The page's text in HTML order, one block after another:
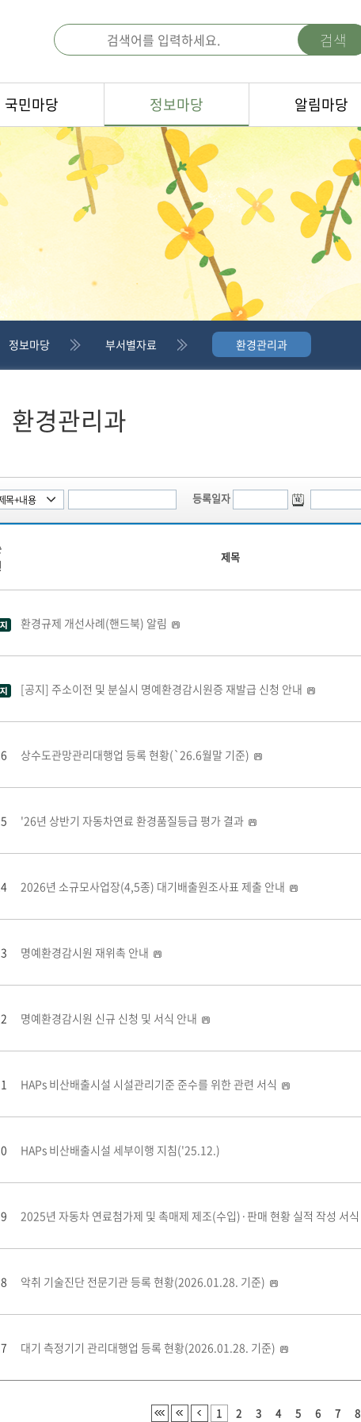
검색
국민마당 정보마당 알림마당
정보마당 부서별자료 환경관리과
환경관리과
등록일자
제목
환경규제 개선사례(핸드북) 알림
[공지] 주소이전 및 분실시 명예환경감시원증 재발급 신청 안내
상수도관망관리대행업 등록 현황(`26.6월말 기준)
'26년 상반기 자동차연료 환경품질등급 평가 결과
2026년 소규모사업장(4,5종) 대기배출원조사표 제출 안내
명예환경감시원 재위촉 안내
명예환경감시원 신규 신청 및 서식 안내
HAPs 비산배출시설 시설관리기준 준수를 위한 관련 서식
HAPs 비산배출시설 세부이행 지침('25.12.)
2025년 자동차 연료첨가제 및 촉매제 제조(수입)·판매 현황 실적 작성 서식
악취 기술진단 전문기관 등록 현황(2026.01.28. 기준)
대기 측정기기 관리대행업 등록 현황(2026.01.28. 기준)
1 2 3 4 5 6 7 8